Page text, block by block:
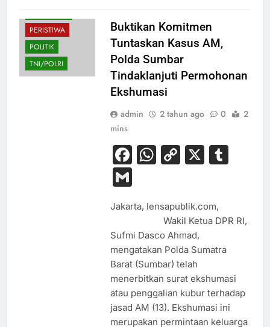
PERISTIWA
POLITIK
TNI/POLRI
Buktikan Komitmen
Tuntaskan Kasus AM,
Polda Sumbar
Tindaklanjuti Permohonan
Ekshumasi
admin 2 tahun ago 0
2
mins
Facebook
WhatsApp
Copy
X
Gmail
Jakarta, lensapublik.com,
Wakil Ketua DPR RI,
Sufmi Dasco Ahmad,
mengatakan Polda Sumatra
Barat (Sumbar) telah
menerbitkan surat ekshumasi
atau penggalian kubur terhadap
jasad AM (13). Ekshumasi ini
merupakan permintaan keluarga